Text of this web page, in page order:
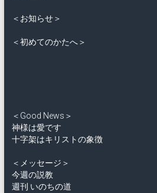
＜お知らせ＞
＜初めてのかたへ＞
＜Good News＞
神様は愛です
十字架はキリストの象徴
＜メッセージ＞
今週の説教
週刊 いのちの道